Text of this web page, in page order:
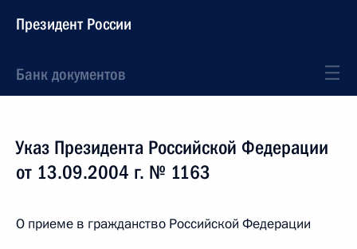
Президент России
Банк документов
Указ Президента Российской Федерации
от 13.09.2004 г. № 1163
О приеме в гражданство Российской Федерации